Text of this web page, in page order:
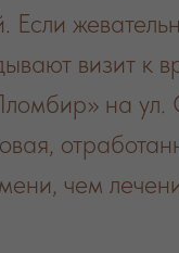
Если
визит к
на ул.
чем